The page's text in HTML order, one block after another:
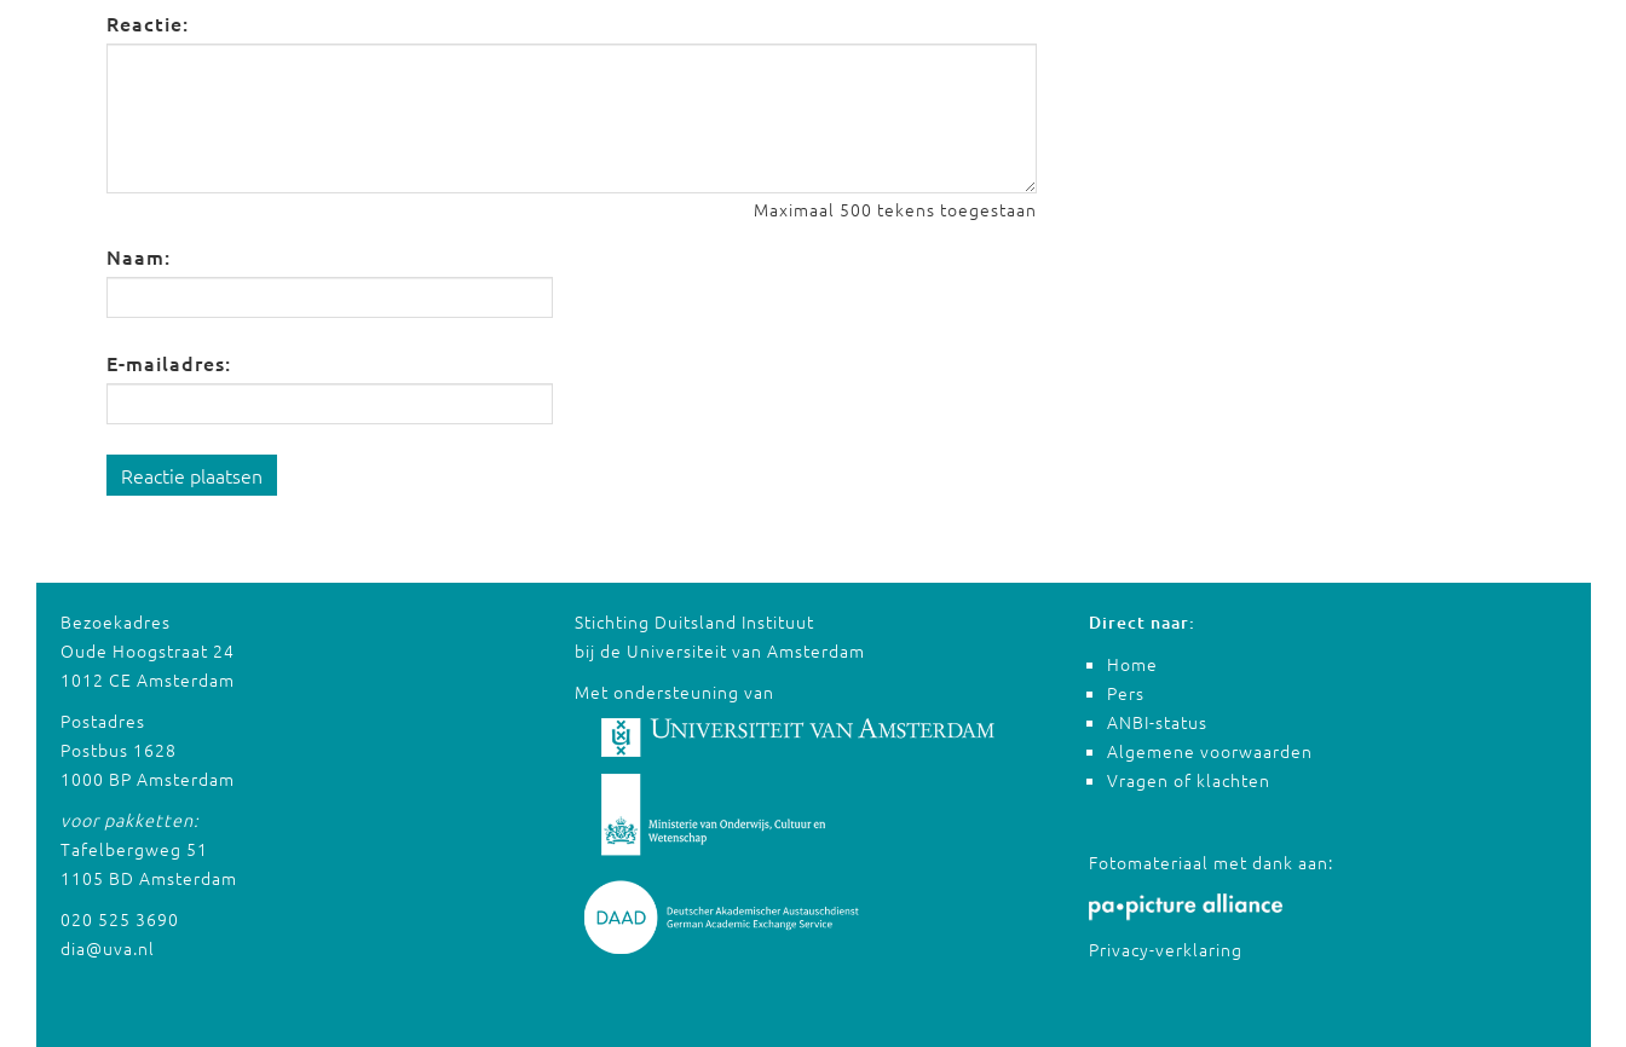
Reactie:
Maximaal 500 tekens toegestaan
Naam:
E-mailadres:
Reactie plaatsen
Bezoekadres
Oude Hoogstraat 24
1012 CE Amsterdam
Postadres
Postbus 1628
1000 BP Amsterdam
voor pakketten:
Tafelbergweg 51
1105 BD Amsterdam
020 525 3690
dia@uva.nl
Stichting Duitsland Instituut
bij de Universiteit van Amsterdam
Met ondersteuning van
Direct naar:
Home
Pers
ANBI-status
Algemene voorwaarden
Vragen of klachten
Fotomateriaal met dank aan:
Privacy-verklaring